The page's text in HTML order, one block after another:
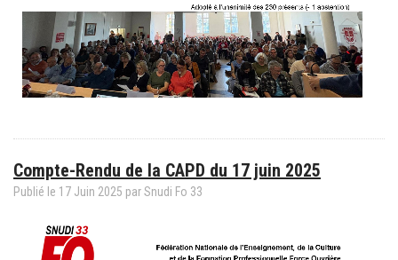
Compte-Rendu de la CAPD du 17 juin 2025
Publié le 17 Juin 2025 parSnudi Fo 33